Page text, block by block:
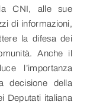
CNI, alle sue
di informazioni,
la difesa dei
Anche il
l’importanza
decisione della
Deputati italiana